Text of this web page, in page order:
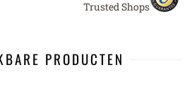
Trusted Shops
PRODUCTEN